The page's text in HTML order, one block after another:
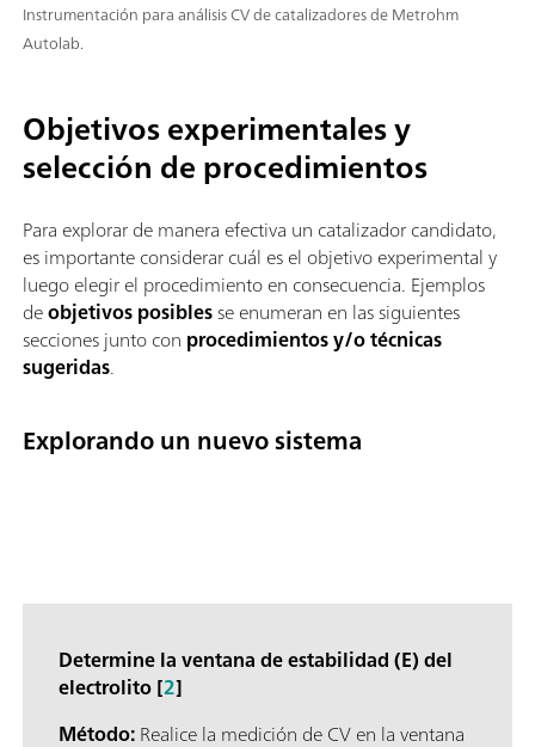
Instrumentación para análisis CV de catalizadores de Metrohm
Autolab.
Objetivos experimentales y
selección de procedimientos
Para explorar de manera efectiva un catalizador candidato,
es importante considerar cuál es el objetivo experimental y
luego elegir el procedimiento en consecuencia. Ejemplos
deobjetivos posiblesse enumeran en las siguientes
secciones junto con procedimientos y/o técnicas
sugeridas.
Explorando un nuevo sistema
Determine la ventana de estabilidad (E) del
electrolito [2]
Método:Realice la medición de CV en la ventana